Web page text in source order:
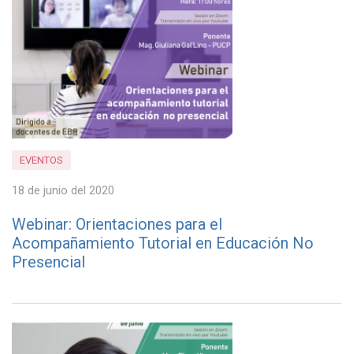
EVENTOS
18 de junio del 2020
Webinar: Orientaciones para el
Acompañamiento Tutorial en Educación No
Presencial